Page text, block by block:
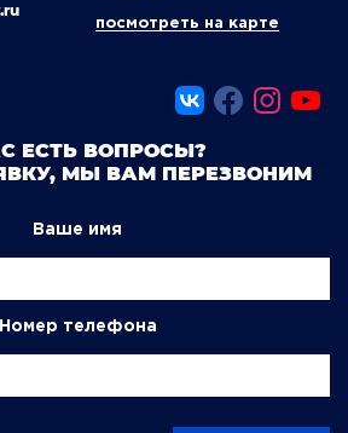
посмотреть на карте
ЕСТЬ ВОПРОСЫ?
МЫ ВАМ ПЕРЕЗВОНИМ
Ваше имя
Номер телефона